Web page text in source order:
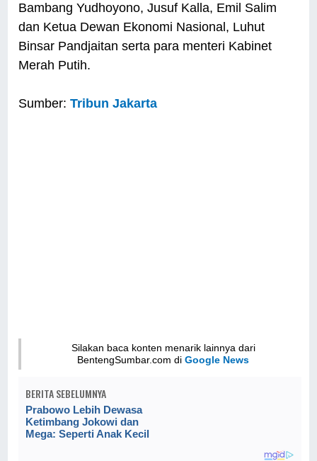
Bambang Yudhoyono, Jusuf Kalla, Emil Salim
dan Ketua Dewan Ekonomi Nasional, Luhut
Binsar Pandjaitan serta para menteri Kabinet
Merah Putih.
Sumber:Tribun Jakarta
Silakan baca konten menarik lainnya dari
BentengSumbar.com diGoogle News
BERITA SEBELUMNYA
Prabowo Lebih Dewasa
Ketimbang Jokowi dan
Mega: Seperti Anak Kecil